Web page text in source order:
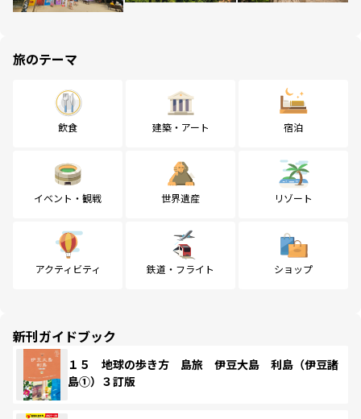
旅のテーマ
飲食 建築・アート 宿泊
イベント・観戦 世界遺産 リゾート
アクティビティ 鉄道・フライト ショップ
新刊ガイドブック
１５ 地球の歩き方 島旅 伊豆大島 利島（伊豆諸
島①）３訂版